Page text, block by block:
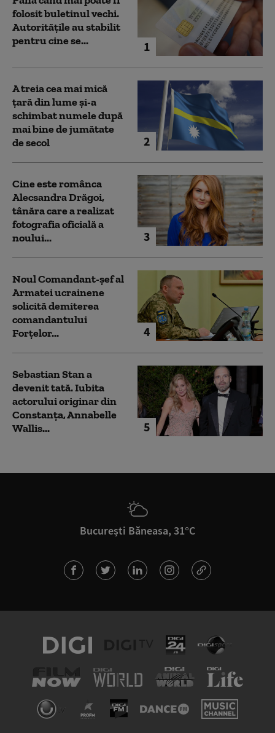
1
folosit buletinul vechi.
Autoritățile au stabilit
pentru cine se...
2
A treia cea mai mică
țară din lume și-a
schimbat numele după
mai bine de jumătate
de secol
3
Cine este românca
Alecsandra Drăgoi,
tânăra care a realizat
fotografia oficială a
noului...
4
Noul Comandant-șef al
Armatei ucrainene
solicită demiterea
comandantului
Forțelor...
5
Sebastian Stan a
devenit tată. Iubita
actorului originar din
Constanța, Annabelle
Wallis...
București Băneasa, 31°C